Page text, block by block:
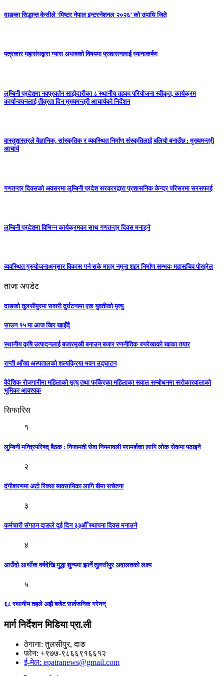
दाङका सिद्धान्त केसीले ‘मिष्टर नेपाल इन्टरनेशनल २०२६’ को उपाधि जिते
पत्रकार महासंघद्वारा ग्यास अभावको विषयमा प्रशासनलाई ध्यानाकर्षण
लुम्बिनी प्रदेशमा नवप्रवर्तन साझेदारीका ८ स्थानीय तहका परियोजना स्वीकृत, कार्यक्रम
कार्यान्वयनलाई तीव्रता दिन मुख्यमन्त्री आचार्यको निर्देशन
वास्तुशास्त्रले वैज्ञानिक, सांस्कृतिक र व्यवस्थित निर्माण संस्कृतिलाई बलियो बनाउँछ : मुख्यमन्त्री
आचार्य
गणतन्त्र दिवसको अवसरमा लुम्बिनी प्रदेश सरकारद्वारा प्रशासनिक केन्द्र परिसरमा सरसफाई
लुम्बिनी प्रदेशमा विभिन्न कार्यक्रमका साथ गणतन्त्र दिवस मनाइने
व्यवस्थित गुरुयोजनाअनुसार विकास गर्न सके मात्र नमुना शहर निर्माण सम्भवः महासचिव पोख्रेल
ताजा अपडेट
दाङको तुलसीपुरमा सवारी दुर्घटनामा एक युवतीको मृत्यु
साउन १५ मा आज खिर खाइँदै
स्थानीय कृषि उत्पादनलाई बजारमुखी बनाउन बजार रणनीतिक रुपरेखाको खाका तयार
राप्ती आँखा अस्पतालको शल्यक्रिया भवन उद्घाटन
वैदेशिक रोजगारीमा महिलाको मृत्यु तथा फर्किएका महिलाका सवाल सम्बोधनमा सरोकारवालाको
भूमिका आवश्यक
सिफारिस
१
लुम्बिनी मन्त्रिपरिषद् बैठक : निजामती सेवा नियमावली परामर्शका लागि लोक सेवामा पठाइने
२
दंगीशरणमा अटो रिक्सा ब्यवसायिका लागि बीमा सचेतना
३
कर्मचारी संंगठन दाङले दुई दिन ३३औँ स्थापना दिवस मनाउने
४
आउँदो आर्थीक वर्षदेखि मुद्धा शुन्यमा झार्ने तुलसीपुर अदालतको लक्ष्य
५
६८ स्थानीय तहले अझै बजेट सार्वजनिक गरेनन्
मार्ग निर्देशन मिडिया प्रा.ली
ठेगाना: तुलसीपुर, दाङ
फोन: +९७७-९८६६९१६६१२
ई-मेल: epatranews@gmail.com